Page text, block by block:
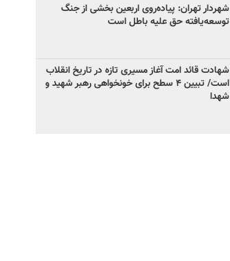
شهردار تهران: پیاده‌روی اربعین بخشی از جنگ
توسعه‌یافته حق علیه باطل است
شهادت قائد امت آغاز مسیری تازه در تاریخ انقلاب
است/ تبیین ۴ سطح برای خونخواهی رهبر شهید و
شهدا